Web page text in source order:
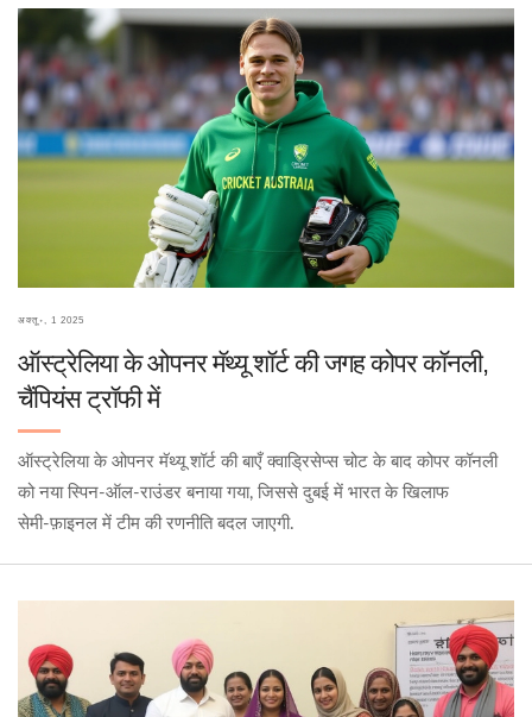
अक्तू॰, 1 2025
ऑस्ट्रेलिया के ओपनर मॅथ्यू शॉर्ट की जगह कोपर कॉनली,
चैंपियंस ट्रॉफी में
ऑस्ट्रेलिया के ओपनर मॅथ्यू शॉर्ट की बाएँ क्वाड्रिसेप्स चोट के बाद कोपर कॉनली
को नया स्पिन‑ऑल‑राउंडर बनाया गया, जिससे दुबई में भारत के खिलाफ
सेमी‑फ़ाइनल में टीम की रणनीति बदल जाएगी.